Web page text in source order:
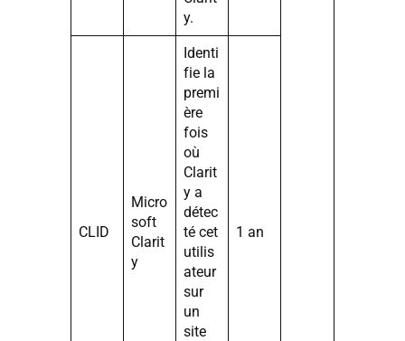
y.
CLID
Micro
soft
Clarit
y
Identi
fie la
premi
ère
fois
où
Clarit
y a
détec
té cet
utilis
ateur
sur
un
site
1 an